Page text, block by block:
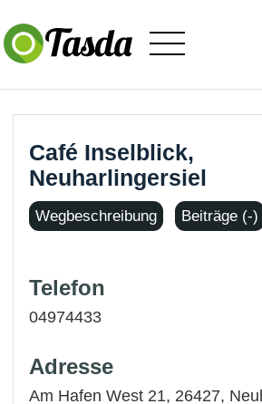
Café Inselblick,
Neuharlingersiel
Wegbeschreibung Beiträge (-)
Telefon
04974433
Adresse
Am Hafen West 21, 26427,